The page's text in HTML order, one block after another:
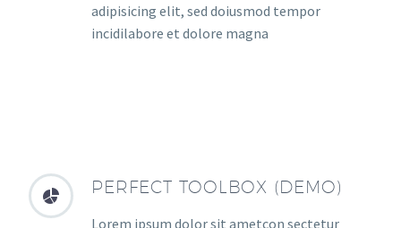
adipisicing elit, sed doiusmod tempor
incidilabore et dolore magna

 PERFECT TOOLBOX (DEMO)
Lorem ipsum dolor sit ametcon sectetur